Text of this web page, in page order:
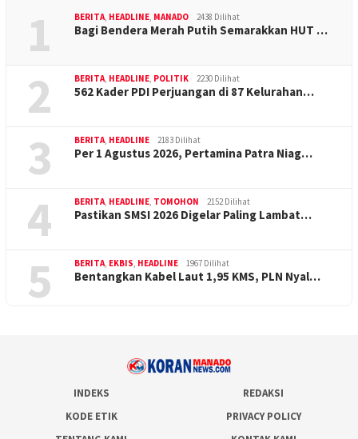
1 BERITA, HEADLINE, MANADO 2438 Dilihat
Bagi Bendera Merah Putih Semarakkan HUT …
2 BERITA, HEADLINE, POLITIK 2230 Dilihat
562 Kader PDI Perjuangan di 87 Kelurahan…
3 BERITA, HEADLINE 2183 Dilihat
Per 1 Agustus 2026, Pertamina Patra Niag…
4 BERITA, HEADLINE, TOMOHON 2152 Dilihat
Pastikan SMSI 2026 Digelar Paling Lambat…
5 BERITA, EKBIS, HEADLINE 1967 Dilihat
Bentangkan Kabel Laut 1,95 KMS, PLN Nyal…
INDEKS
REDAKSI
KODE ETIK
PRIVACY POLICY